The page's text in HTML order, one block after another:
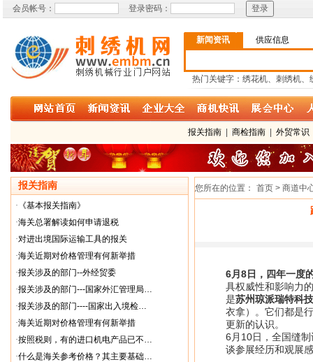
会员帐号： 登录密码：
新闻资讯 供应信息
热门关键字：绣花机、刺绣机、
报关指南 商检指南 外贸常识
报关指南
· 《基本报关指南》
·海关总署解读如何申请退税
·对进出境国际运输工具的报关
·海关近期对价格管理有何新举措
·报关涉及的部门--外经贸委
·报关涉及的部门---国家外汇管理局…
·报关涉及的部门----国家出入境检…
·海关近期对价格管理有何新举措
·按照税则，有的进口机电产品已不…
·什么是海关参考价格？其主要基础…
您所在的位置： 首页 > 商道中
6月8日，四年一度
具权威性和影响力
是苏州琼派瑞特科
衣拿）。它们都是
更新的认识。
6月10日，全国缝
谈参展经历和观展